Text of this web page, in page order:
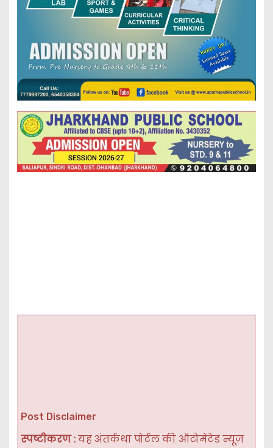
Post Disclaimer
स्पष्टीकरण :यह अंतर्कथा पोर्टल की ऑटोमेटेड न्यूज़